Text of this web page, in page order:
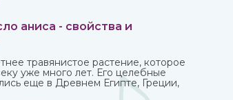
аниса - свойства и
травянистое растение, которое
уже много лет. Его целебные
еще в Древнем Египте, Греции,